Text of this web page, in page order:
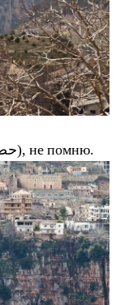
Bqerqacha (بقرقاشا) или Hasroun (حصرون), не помню.